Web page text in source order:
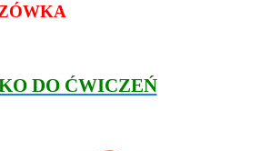
DO ĆWICZEŃ